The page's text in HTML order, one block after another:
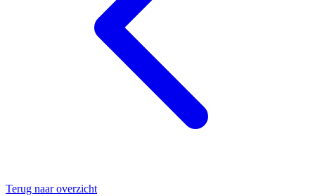
Terug naar overzicht